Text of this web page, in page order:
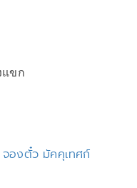
แขก
จองตั๋ว มัคคุเทศก์